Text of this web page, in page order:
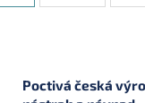
Poctivá česká